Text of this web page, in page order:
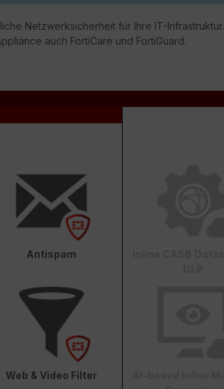
Netzwerksicherheit für Ihre IT-Infrastruktur.
auch FortiCare und FortiGuard.
Antispam
Web & Video Filter